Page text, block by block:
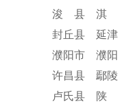
浚 县 淇
封丘县 延
濮阳市 濮
许昌县 鄢
卢氏县 陕